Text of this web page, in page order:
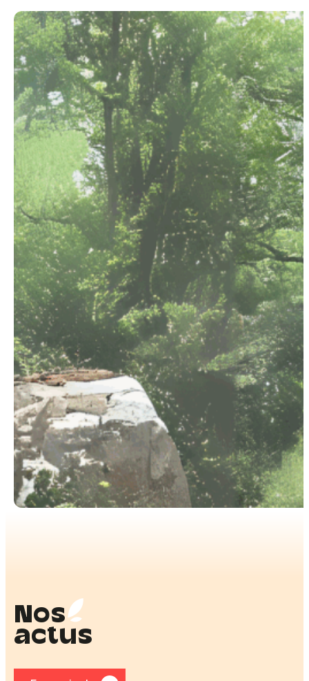
Nos
actus